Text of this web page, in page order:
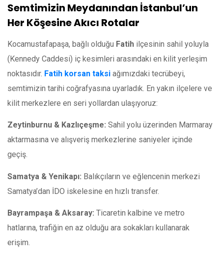
Semtimizin Meydanından İstanbul’un
Her Köşesine Akıcı Rotalar
Kocamustafapaşa, bağlı olduğu Fatih ilçesinin sahil yoluyla
(Kennedy Caddesi) iç kesimleri arasındaki en kilit yerleşim
noktasıdır. Fatih korsan taksi ağımızdaki tecrübeyi,
semtimizin tarihi coğrafyasına uyarladık. En yakın ilçelere ve
kilit merkezlere en seri yollardan ulaşıyoruz:
Zeytinburnu & Kazlıçeşme: Sahil yolu üzerinden Marmaray
aktarmasına ve alışveriş merkezlerine saniyeler içinde
geçiş.
Samatya & Yenikapı: Balıkçıların ve eğlencenin merkezi
Samatya’dan İDO iskelesine en hızlı transfer.
Bayrampaşa & Aksaray: Ticaretin kalbine ve metro
hatlarına, trafiğin en az olduğu ara sokakları kullanarak
erişim.